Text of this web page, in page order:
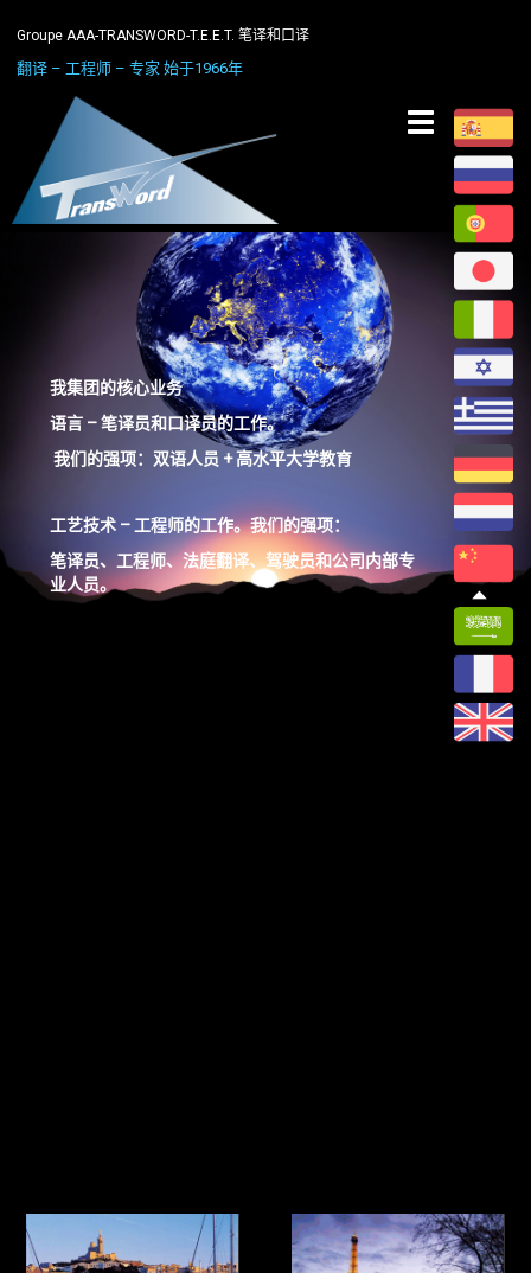
Groupe AAA-TRANSWORD-T.E.E.T. 笔译和口译
翻译 – 工程师 – 专家 始于1966年
Toggle
navigation
我集团的核心业务
语言 – 笔译员和口译员的工作。
我们的强项：双语人员 + 高水平大学教育
工艺技术 – 工程师的工作。我们的强项：
笔译员、工程师、法庭翻译、驾驶员和公司内部专
业人员。